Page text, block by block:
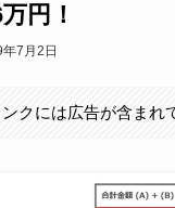
円！
7月2日
クには広告が含まれ